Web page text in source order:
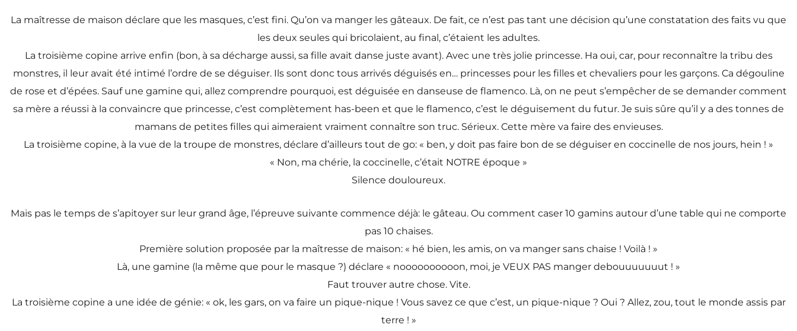
La maîtresse de maison déclare que les masques, c’est fini. Qu’on va manger les gâteaux. De fait, ce n’est pas tant une décision qu’une constatation des faits vu que
les deux seules qui bricolaient, au final, c’étaient les adultes.
La troisième copine arrive enfin (bon, à sa décharge aussi, sa fille avait danse juste avant). Avec une très jolie princesse. Ha oui, car, pour reconnaître la tribu des
monstres, il leur avait été intimé l’ordre de se déguiser. Ils sont donc tous arrivés déguisés en… princesses pour les filles et chevaliers pour les garçons. Ca dégouline
de rose et d’épées. Sauf une gamine qui, allez comprendre pourquoi, est déguisée en danseuse de flamenco. Là, on ne peut s’empêcher de se demander comment
sa mère a réussi à la convaincre que princesse, c’est complètement has-been et que le flamenco, c’est le déguisement du futur. Je suis sûre qu’il y a des tonnes de
mamans de petites filles qui aimeraient vraiment connaître son truc. Sérieux. Cette mère va faire des envieuses.
La troisième copine, à la vue de la troupe de monstres, déclare d’ailleurs tout de go: « ben, y doit pas faire bon de se déguiser en coccinelle de nos jours, hein ! »
« Non, ma chérie, la coccinelle, c’était NOTRE époque »
Silence douloureux.
Mais pas le temps de s’apitoyer sur leur grand âge, l’épreuve suivante commence déjà: le gâteau. Ou comment caser 10 gamins autour d’une table qui ne comporte
pas 10 chaises.
Première solution proposée par la maîtresse de maison: « hé bien, les amis, on va manger sans chaise ! Voilà ! »
Là, une gamine (la même que pour le masque ?) déclare « noooooooooon, moi, je VEUX PAS manger debouuuuuuut ! »
Faut trouver autre chose. Vite.
La troisième copine a une idée de génie: « ok, les gars, on va faire un pique-nique ! Vous savez ce que c’est, un pique-nique ? Oui ? Allez, zou, tout le monde assis par
terre ! »